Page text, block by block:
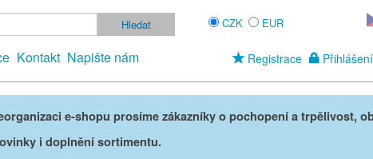
Kontakt Napište nám
CZK EUR
Registrace Přihlášení
e-shopu prosíme zákazníky o pochopení a trpělivost,
i doplnění sortimentu.